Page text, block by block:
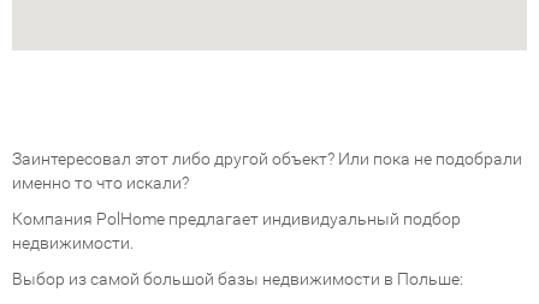
Заинтересовал этот либо другой объект? Или пока не подобрали
именно то что искали?
Компания PolHome предлагает индивидуальный подбор
недвижимости.
Выбор из самой большой базы недвижимости в Польше: